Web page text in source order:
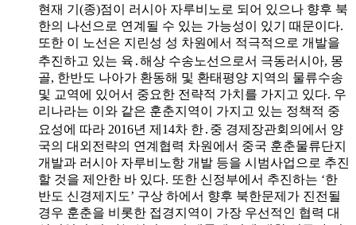
현재 기(종)점이 러시아 자루비노로 되어 있으나 향후 북
한의 나선으로 연계될 수 있는 가능성이 있기 때문이다.
또한 이 노선은 지린성 성 차원에서 적극적으로 개발을
추진하고 있는 육․해상 수송노선으로서 극동러시아, 몽
골, 한반도 나아가 환동해 및 환태평양 지역의 물류수송
및 교역에 있어서 중요한 전략적 가치를 가지고 있다. 우
리나라는 이와 같은 훈춘지역이 가지고 있는 정책적 중
요성에 따라 2016년 제14차 한․중 경제장관회의에서 양
국의 대외전략의 연계협력 차원에서 중국 훈춘물류단지
개발과 러시아 자루비노항 개발 등을 시범사업으로 추진
할 것을 제안한 바 있다. 또한 신정부에서 추진하는 ‘한
반도 신경제지도’ 구상 하에서 향후 북한문제가 진전될
경우 훈춘을 비롯한 접경지역이 가장 우선적인 협력 대